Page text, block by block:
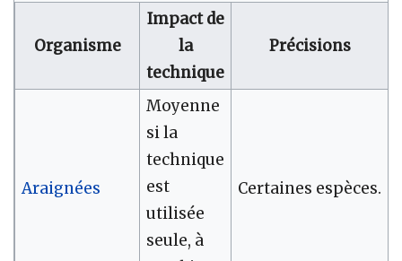
Organisme
Impact de
la
technique
Précisions
Araignées
Moyenne
si la
technique
est
utilisée
seule, à
Certaines espèces.